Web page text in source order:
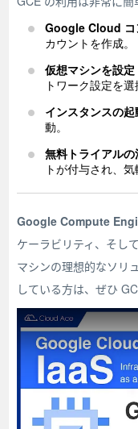
Google Cloud コ
カウントを作成。
仮想マシンを設定
トワーク設定を選
インスタンスの起
動。
無料トライアルの
トが付与され、気
Google Compute
ケーラビリティ、そし
マシンの理想的なソリ
している方は、ぜひ